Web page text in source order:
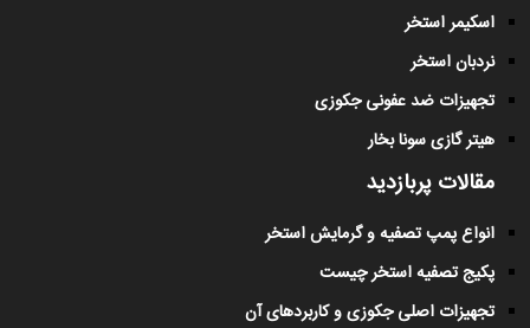
اسکیمر استخر
نردبان استخر
تجهیزات ضد عفونی جکوزی
هیتر گازی سونا بخار
مقالات پربازدید
انواع پمپ تصفیه و گرمایش استخر
پکیج تصفیه استخر چیست
تجهیزات اصلی جکوزی و کاربردهای آن